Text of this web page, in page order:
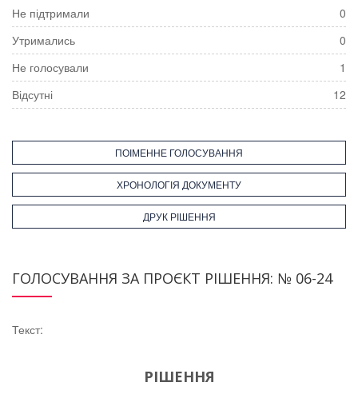
Не підтримали
0
Утримались
0
Не голосували
1
Відсутні
12
ПОІМЕННЕ ГОЛОСУВАННЯ
ХРОНОЛОГІЯ ДОКУМЕНТУ
ДРУК РІШЕННЯ
ГОЛОСУВАННЯ ЗА ПРОЄКТ РІШЕННЯ: № 06-24
Текст:
РІШЕННЯ